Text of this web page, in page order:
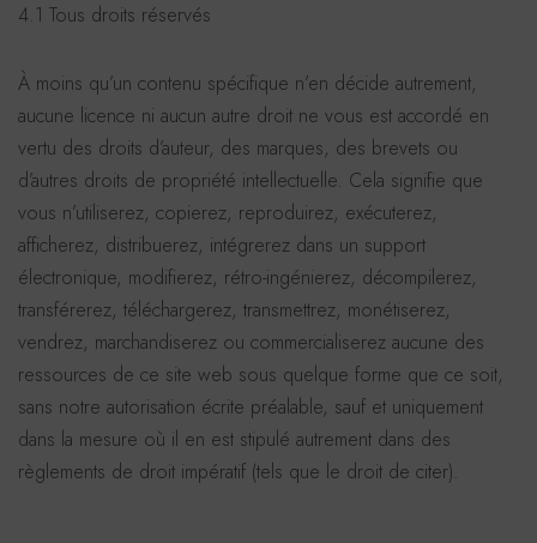
4.1 Tous droits réservés
À moins qu’un contenu spécifique n’en décide autrement,
aucune licence ni aucun autre droit ne vous est accordé en
vertu des droits d’auteur, des marques, des brevets ou
d’autres droits de propriété intellectuelle. Cela signifie que
vous n’utiliserez, copierez, reproduirez, exécuterez,
afficherez, distribuerez, intégrerez dans un support
électronique, modifierez, rétro-ingénierez, décompilerez,
transférerez, téléchargerez, transmettrez, monétiserez,
vendrez, marchandiserez ou commercialiserez aucune des
ressources de ce site web sous quelque forme que ce soit,
sans notre autorisation écrite préalable, sauf et uniquement
dans la mesure où il en est stipulé autrement dans des
règlements de droit impératif (tels que le droit de citer).